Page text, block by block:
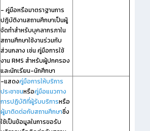
- คู่มือหรือมาตราฐานการ
ปฎิบัติงานสถานศึกษาเป็นผู้
จัดทำสำหรับบุคลากรภาใน
สถานศึกษาใช้งานร่วมกับ
ส่วนกลาง เช่น คู่มือการใช้
งาน RMS สำหรับผู้ปกครอง
และนักเรียน-นักศึกษา
-แสดงคู่มือการให้บริการ
ประชาชนหรือคู่มือแนวทาง
การปฏิบัติที่ผู้รับบริการหรือ
ผู้มาติดต่อกับสถานศึกษาซึ่ง
ใช้เป็นข้อมูลในการขอรับ